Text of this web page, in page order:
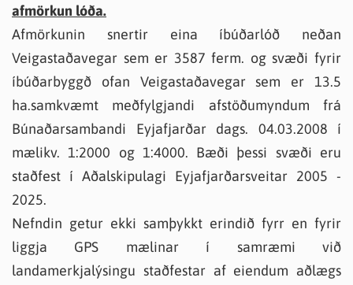
afmörkun lóða.
Afmörkunin snertir eina íbúðarlóð neðan
Veigastaðavegar sem er 3587 ferm. og svæði fyrir
íbúðarbyggð ofan Veigastaðavegar sem er 13.5
ha.samkvæmt meðfylgjandi afstöðumyndum frá
Búnaðarsambandi Eyjafjarðar dags. 04.03.2008 í
mælikv. 1:2000 og 1:4000. Bæði þessi svæði eru
staðfest í Aðalskipulagi Eyjafjarðarsveitar 2005 -
2025.
Nefndin getur ekki samþykkt erindið fyrr en fyrir
liggja GPS mælinar í samræmi við
landamerkjalýsingu staðfestar af eiendum aðlægs